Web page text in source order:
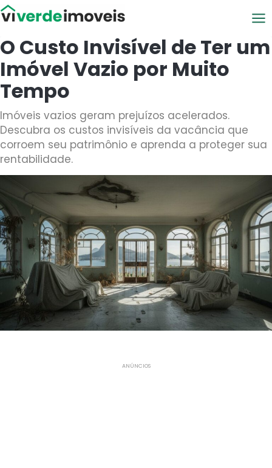
Viver de Imóveis
O Custo Invisível de Ter um
Imóvel Vazio por Muito
Tempo
Imóveis vazios geram prejuízos acelerados.
Descubra os custos invisíveis da vacância que
corroem seu patrimônio e aprenda a proteger sua
rentabilidade.
ANÚNCIOS